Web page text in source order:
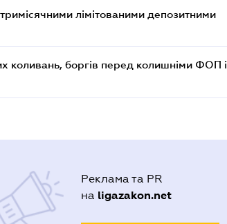
лімітованими депозитними
коливань, боргів перед колишніми ФОП і
Реклама та PR
на ligazakon.net